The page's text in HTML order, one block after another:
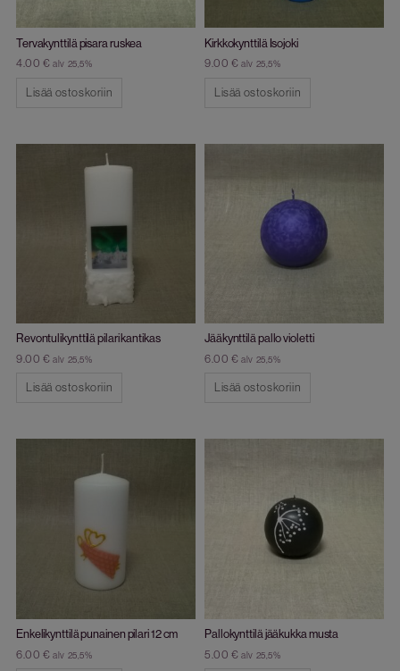
Tervakynttilä pisara ruskea
4.00 € alv 25,5%
Lisää ostoskoriin
Kirkkokynttilä Isojoki
9.00 € alv 25,5%
Lisää ostoskoriin
Revontulikynttilä pilari kantikas
9.00 € alv 25,5%
Lisää ostoskoriin
Jääkynttilä pallo violetti
6.00 € alv 25,5%
Lisää ostoskoriin
Enkelikynttilä punainen pilari 12 cm
6.00 € alv 25,5%
Pallokynttilä jääkukka musta
5.00 € alv 25,5%